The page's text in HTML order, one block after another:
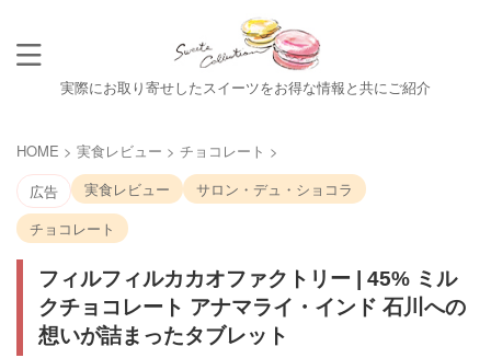
実際にお取り寄せしたスイーツをお得な情報と共にご紹介
HOME > 実食レビュー > チョコレート >
広告
実食レビュー
サロン・デュ・ショコラ
チョコレート
フィルフィルカカオファクトリー | 45% ミル
クチョコレート アナマライ・インド 石川への
想いが詰まったタブレット